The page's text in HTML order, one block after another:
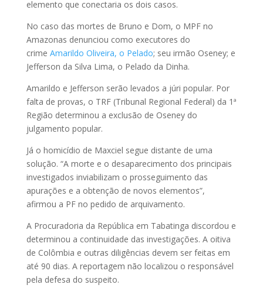
elemento que conectaria os dois casos.
No caso das mortes de Bruno e Dom, o MPF no
Amazonas denunciou como executores do
crime Amarildo Oliveira, o Pelado; seu irmão Oseney; e
Jefferson da Silva Lima, o Pelado da Dinha.
Amarildo e Jefferson serão levados a júri popular. Por
falta de provas, o TRF (Tribunal Regional Federal) da 1ª
Região determinou a exclusão de Oseney do
julgamento popular.
Já o homicídio de Maxciel segue distante de uma
solução. “A morte e o desaparecimento dos principais
investigados inviabilizam o prosseguimento das
apurações e a obtenção de novos elementos”,
afirmou a PF no pedido de arquivamento.
A Procuradoria da República em Tabatinga discordou e
determinou a continuidade das investigações. A oitiva
de Colômbia e outras diligências devem ser feitas em
até 90 dias. A reportagem não localizou o responsável
pela defesa do suspeito.